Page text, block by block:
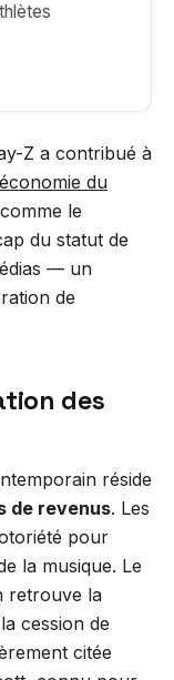
Z a contribué à
du
le
du statut de
— un
de
des
réside
de revenus. Les
pour
la musique. Le
retrouve la
cession de
citée